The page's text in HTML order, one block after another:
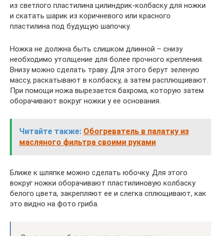
из светлого пластилина цилиндрик-колбаску для ножки
и скатать шарик из коричневого или красного
пластилина под будущую шапочку.
Ножка не должна быть слишком длинной – снизу
необходимо утолщение для более прочного крепления.
Внизу можно сделать траву. Для этого берут зеленую
массу, раскатывают в колбаску, а затем расплющивают.
При помощи ножа вырезается бахрома, которую затем
оборачивают вокруг ножки у ее основания.
Читайте также: Обогреватель в палатку из
масляного фильтра своими руками
Ближе к шляпке можно сделать юбочку. Для этого
вокруг ножки оборачивают пластилиновую колбаску
белого цвета, закрепляют ее и слегка сплющивают, как
это видно на фото гриба.